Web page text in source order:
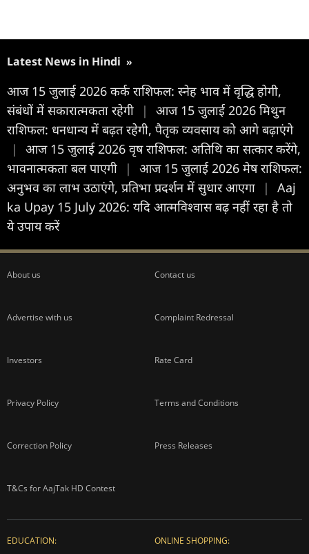
Latest News in Hindi »
आज 15 जुलाई 2026 कर्क राशिफल: स्नेह भाव में वृद्धि होगी,
संबंधों में सकारात्मकता रहेगी
|
आज 15 जुलाई 2026 मिथुन
राशिफल: धनधान्य में बढ़त रहेगी, पैतृक व्यवसाय को आगे बढ़ाएंगे
|
आज 15 जुलाई 2026 वृष राशिफल: अतिथि का सत्कार करेंगे,
भावनात्मकता बल पाएगी
|
आज 15 जुलाई 2026 मेष राशिफल:
अनुभव का लाभ उठाएंगे, प्रतिभा प्रदर्शन में सुधार आएगा
|
Aaj
ka Upay 15 July 2026: यदि आत्मविश्वास बढ़ नहीं रहा है तो
ये उपाय करें
About us Contact us
Advertise with us Complaint Redressal
Investors Rate Card
Privacy Policy Terms and Conditions
Correction Policy Press Releases
T&Cs for AajTak HD Contest
EDUCATION: ONLINE SHOPPING: